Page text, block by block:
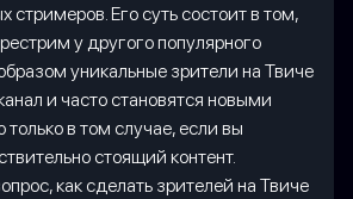
стримеров. Его суть состоит в том,
у другого популярного
уникальные зрители на Твиче
и часто становятся новыми
в том случае, если вы
стоящий контент.
как сделать зрителей на Твиче